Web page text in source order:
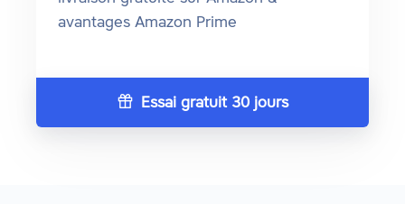
avantages Amazon Prime
Essai gratuit 30 jours